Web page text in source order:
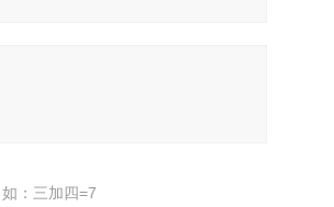
：三加四=7